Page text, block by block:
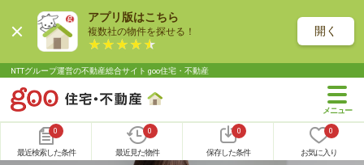
アプリ版はこちら
複数社の物件を探せる！ 開く
NTTグループ運営の不動産総合サイト goo住宅・不動産
0
最近検索した条件
0
最近見た物件
0
保存した条件
0
お気に入り